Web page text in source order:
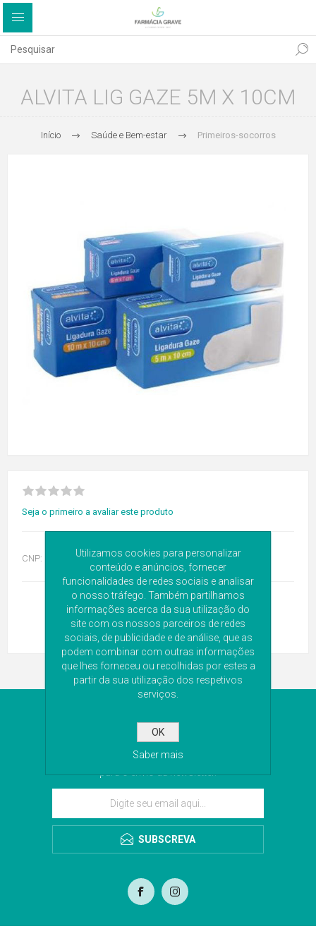
ALVITA LIG GAZE 5M X 10CM
Início Saúde e Bem-estar Primeiros-socorros
Seja o primeiro a avaliar este produto
CNP: 6167643
NEWSLETTER
Subscreva a nossa newsletter para receber as
últimas novidades. Iremos guardar o seu email
para o envio da newsletter.
SUBSCREVA
Utilizamos cookies para personalizar
conteúdo e anúncios, fornecer
funcionalidades de redes sociais e analisar
o nosso tráfego. Também partilhamos
informações acerca da sua utilização do
site com os nossos parceiros de redes
sociais, de publicidade e de análise, que as
podem combinar com outras informações
que lhes forneceu ou recolhidas por estes a
partir da sua utilização dos respetivos
serviços.
OK
Saber mais